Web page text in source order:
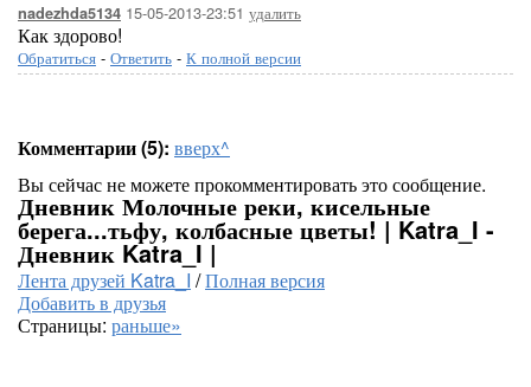
nadezhda5134 15-05-2013-23:51 удалить
Как здорово!
Обратиться - Ответить - К полной версии
Комментарии (5): вверх^
Вы сейчас не можете прокомментировать это сообщение.
Дневник Молочные реки, кисельные
берега...тьфу, колбасные цветы! | Katra_I -
Дневник Katra_I |
Лента друзей Katra_I /Полная версия
Добавить в друзья
Страницы: раньше»